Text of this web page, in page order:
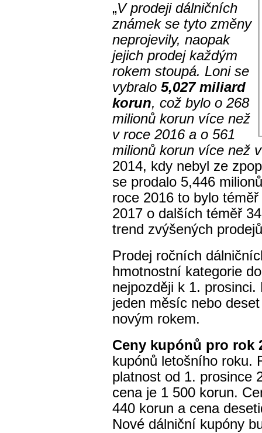
„V prodeji dálničních
známek se tyto změny
neprojevily, naopak
jejich prodej každým
rokem stoupá. Loni se
vybralo 5,027 miliard
korun, což bylo o 268
milionů korun více než
v roce 2016 a o 561
milionů korun více než
2014, kdy nebyl ze
se prodalo 5,446
roce 2016 to bylo
2017 o dalších téměř
trend zvýšených
Prodej ročních
hmotnostní kategorie
nejpozději k 1.
jeden měsíc nebo
novým rokem.
Ceny kupónů pro rok
kupónů letošního roku.
platnost od 1. prosince
cena je 1 500 korun.
440 korun a cena
Nové dálniční kupóny